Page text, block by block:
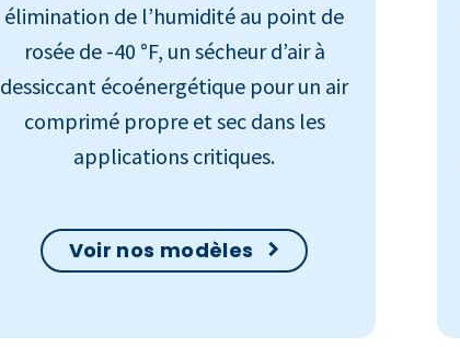
élimination de l’humidité au point de
rosée de -40 °F, un sécheur d’air à
dessiccant écoénergétique pour un air
comprimé propre et sec dans les
applications critiques.
Voir nos modèles